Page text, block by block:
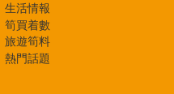
生活情報
筍買着數
旅遊筍料
熱門話題